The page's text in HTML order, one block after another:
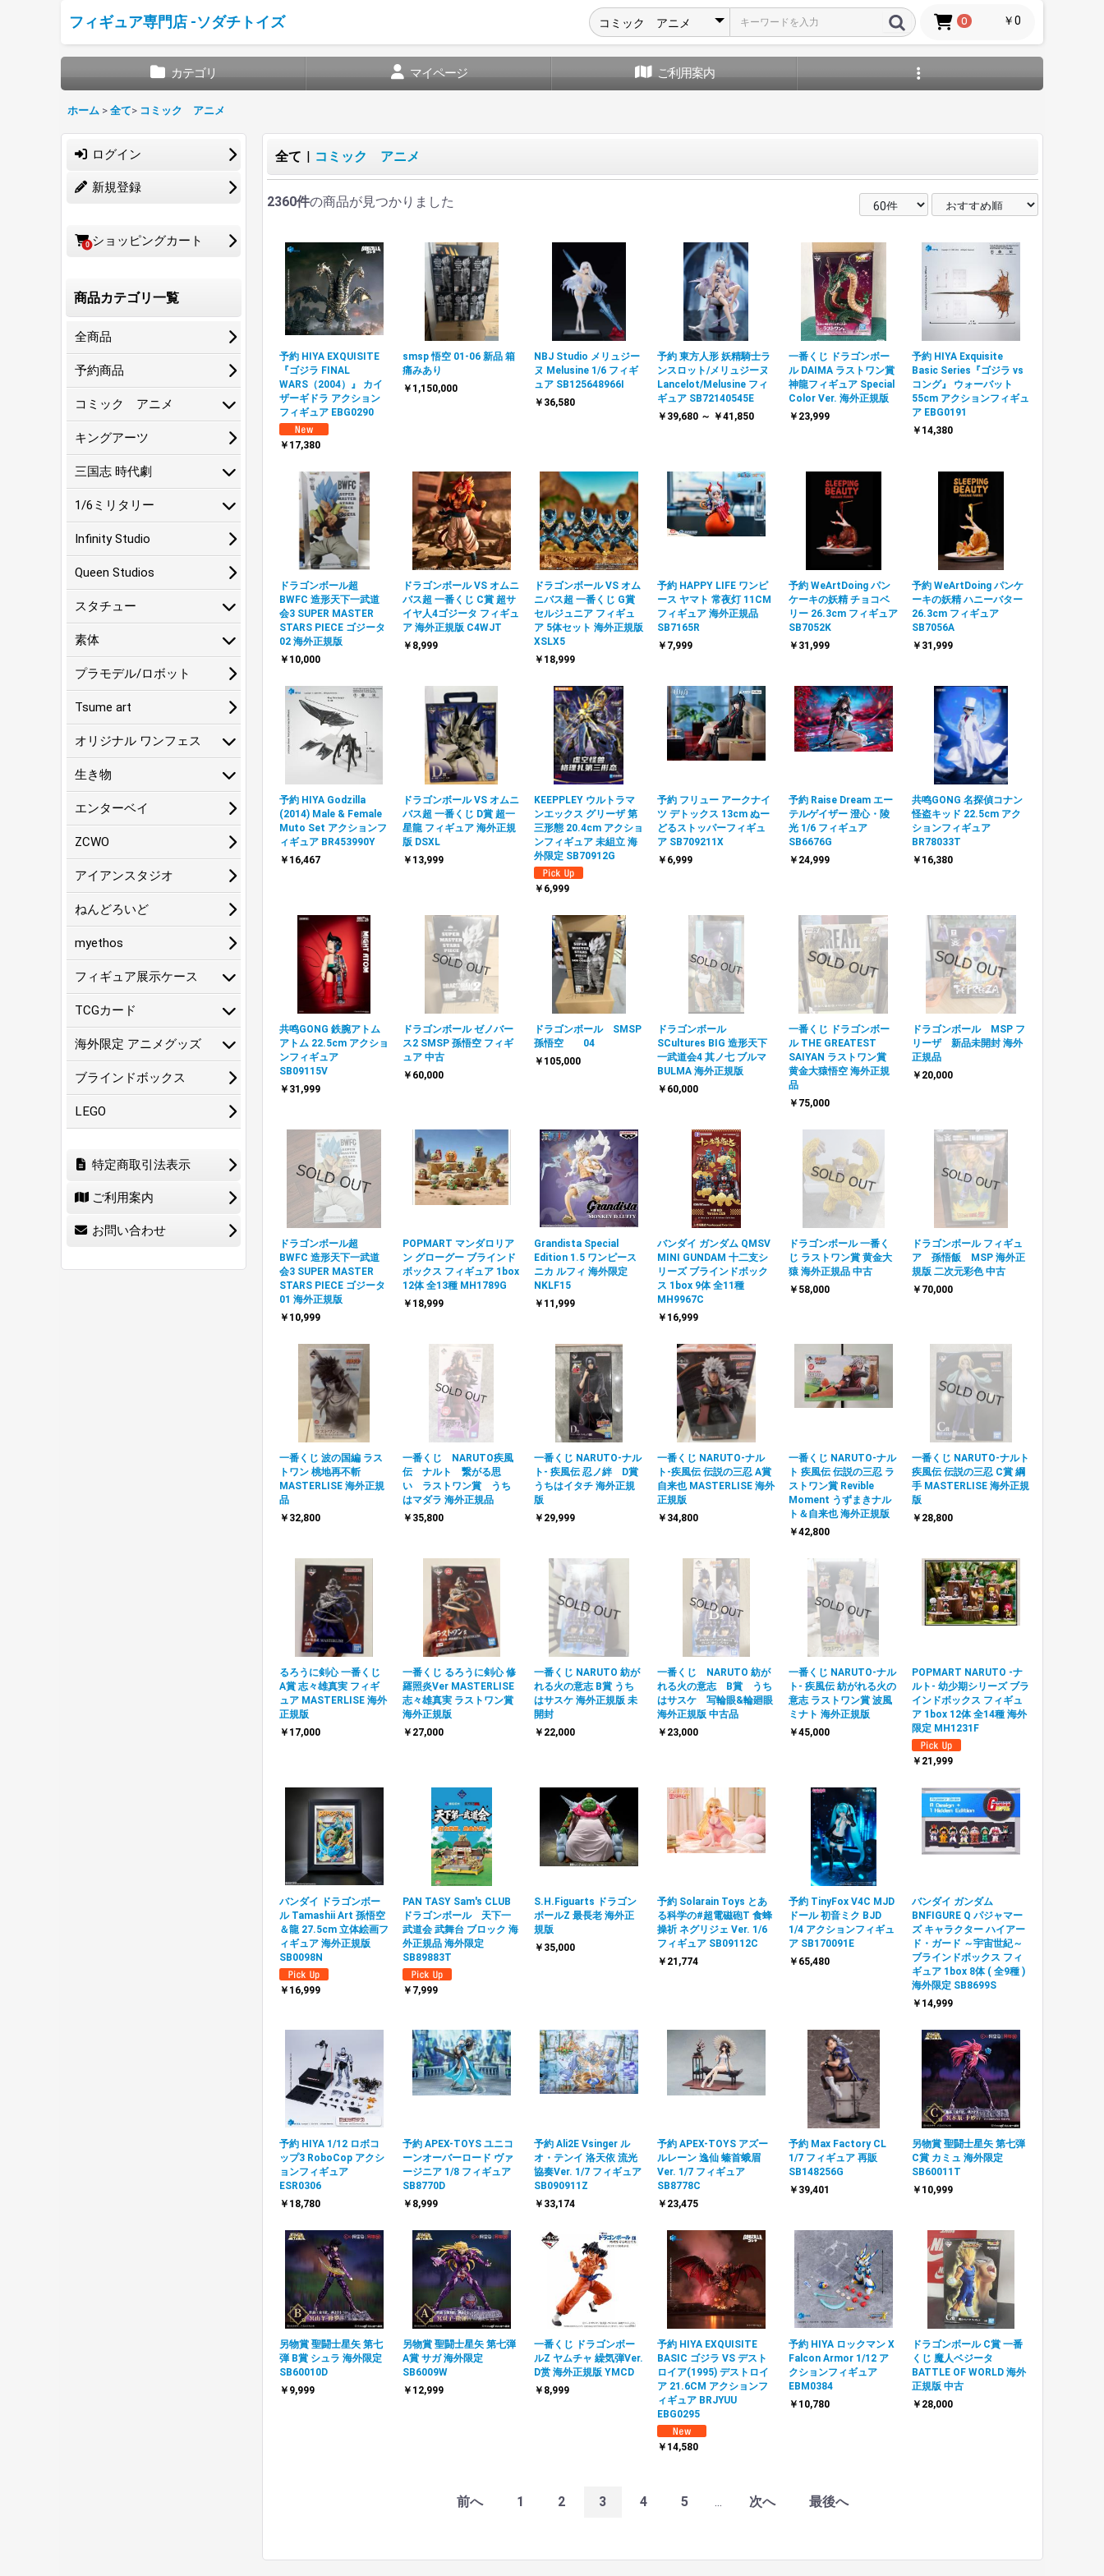
フィギュア専門店 -ソダチトイズ 0 ￥0
カテゴリ マイページ ご利用案内
ホーム > 全て> コミック アニメ
ログイン
新規登録
0 ショッピングカート
商品カテゴリ一覧
全商品
予約商品
コミック アニメ
キングアーツ
三国志 時代劇
1/6ミリタリー
Infinity Studio
Queen Studios
スタチュー
素体
プラモデル/ロボット
Tsume art
オリジナル ワンフェス
生き物
エンターベイ
ZCWO
アイアンスタジオ
ねんどろいど
myethos
フィギュア展示ケース
TCGカード
海外限定 アニメグッズ
ブラインドボックス
LEGO
特定商取引法表示
ご利用案内
お問い合わせ
全て | コミック アニメ
2360件の商品が見つかりました
予約 HIYA EXQUISITE
『ゴジラ FINAL
WARS（2004）』 カイ
ザーギドラ アクション
フィギュア EBG0290
￥17,380
smsp 悟空 01-06 新品 箱
痛みあり
￥1,150,000
NBJ Studio メリュジー
ヌ Melusine 1/6 フィギ
ュア SB125648966I
￥36,580
予約 東方人形 妖精騎士ラ
ンスロット/メリュジーヌ
Lancelot/Melusine フィ
ギュア SB72140545E
￥39,680 ～ ￥41,850
一番くじ ドラゴンボー
ル DAIMA ラストワン賞
神龍フィギュア Special
Color Ver. 海外正規版
￥23,999
予約 HIYA Exquisite
Basic Series『ゴジラ vs
コング』 ウォーバット
55cm アクションフィギュ
ア EBG0191
￥14,380
ドラゴンボール超
BWFC 造形天下一武道
会3 SUPER MASTER
STARS PIECE ゴジータ
02 海外正規版
￥10,000
ドラゴンボール VS オムニ
バス超 一番くじ C賞 超サ
イヤ人4ゴジータ フィギュ
ア 海外正規版 C4WJT
￥8,999
ドラゴンボール VS オム
ニバス超 一番くじ G賞
セルジュニア フィギュ
ア 5体セット 海外正規版
XSLX5
￥18,999
予約 HAPPY LIFE ワンピ
ース ヤマト 常夜灯 11CM
フィギュア 海外正規品
SB7165R
￥7,999
予約 WeArtDoing パン
ケーキの妖精 チョコベ
リー 26.3cm フィギュア
SB7052K
￥31,999
予約 WeArtDoing パンケ
ーキの妖精 ハニーバター
26.3cm フィギュア
SB7056A
￥31,999
予約 HIYA Godzilla
(2014) Male & Female
Muto Set アクションフ
ィギュア BR453990Y
￥16,467
ドラゴンボール VS オムニ
バス超 一番くじ D賞 超一
星龍 フィギュア 海外正規
版 DSXL
￥13,999
KEEPPLEY ウルトラマ
ンエックス グリーザ 第
三形態 20.4cm アクショ
ンフィギュア 未組立 海
外限定 SB70912G
￥6,999
予約 フリュー アークナイ
ツ デトックス 13cm ぬー
どるストッパーフィギュ
ア SB709211X
￥6,999
予約 Raise Dream エー
テルゲイザー 澄心・陵
光 1/6 フィギュア
SB6676G
￥24,999
共鸣GONG 名探偵コナン
怪盗キッド 22.5cm アク
ションフィギュア
BR78033T
￥16,380
共鸣GONG 鉄腕アトム
アトム 22.5cm アクショ
ンフィギュア
SB09115V
￥31,999
ドラゴンボール ゼノバー
ス2 SMSP 孫悟空 フィギ
ュア 中古
￥60,000
ドラゴンボール SMSP
孫悟空 04
￥105,000
ドラゴンボール
SCultures BIG 造形天下
一武道会4 其ノ七 ブルマ
BULMA 海外正規版
￥60,000
一番くじ ドラゴンボー
ル THE GREATEST
SAIYAN ラストワン賞
黄金大猿悟空 海外正規
品
￥75,000
ドラゴンボール MSP フ
リーザ 新品未開封 海外
正規品
￥20,000
ドラゴンボール超
BWFC 造形天下一武道
会3 SUPER MASTER
STARS PIECE ゴジータ
01 海外正規版
￥10,999
POPMART マンダロリア
ン グローグー ブラインド
ボックス フィギュア 1box
12体 全13種 MH1789G
￥18,999
Grandista Special
Edition 1.5 ワンピース
ニカ ルフィ 海外限定
NKLF15
￥11,999
バンダイ ガンダム QMSV
MINI GUNDAM 十二支シ
リーズ ブラインドボック
ス 1box 9体 全11種
MH9967C
￥16,999
ドラゴンボール 一番く
じ ラストワン賞 黄金大
猿 海外正規品 中古
￥58,000
ドラゴンボール フィギュ
ア 孫悟飯 MSP 海外正
規版 二次元彩色 中古
￥70,000
一番くじ 波の国編 ラス
トワン 桃地再不斬
MASTERLISE 海外正規
品
￥32,800
一番くじ NARUTO疾風
伝 ナルト 繋がる思
い ラストワン賞 うち
はマダラ 海外正規品
￥35,800
一番くじ NARUTO-ナル
ト- 疾風伝 忍ノ絆 D賞
うちはイタチ 海外正規
版
￥29,999
一番くじ NARUTO-ナル
ト-疾風伝 伝説の三忍 A賞
自来也 MASTERLISE 海外
正規版
￥34,800
一番くじ NARUTO-ナル
ト 疾風伝 伝説の三忍 ラ
ストワン賞 Revible
Moment うずまきナル
ト＆自来也 海外正規版
￥42,800
一番くじ NARUTO-ナルト
疾風伝 伝説の三忍 C賞 綱
手 MASTERLISE 海外正規
版
￥28,800
るろうに剣心 一番くじ
A賞 志々雄真実 フィギ
ュア MASTERLISE 海外
正規版
￥17,000
一番くじ るろうに剣心 修
羅照炎Ver MASTERLISE
志々雄真実 ラストワン賞
海外正規版
￥27,000
一番くじ NARUTO 紡が
れる火の意志 B賞 うち
はサスケ 海外正規版 未
開封
￥22,000
一番くじ NARUTO 紡が
れる火の意志 B賞 うち
はサスケ 写輪眼&輪廻眼
海外正規版 中古品
￥23,000
一番くじ NARUTO-ナル
ト- 疾風伝 紡がれる火の
意志 ラストワン賞 波風
ミナト 海外正規版
￥45,000
POPMART NARUTO -ナ
ルト- 幼少期シリーズ ブラ
インドボックス フィギュ
ア 1box 12体 全14種 海外
限定 MH1231F
￥21,999
バンダイ ドラゴンボー
ル Tamashii Art 孫悟空
＆龍 27.5cm 立体絵画フ
ィギュア 海外正規版
SB0098N
￥16,999
PAN TASY Sam's CLUB
ドラゴンボール 天下一
武道会 武舞台 ブロック 海
外正規品 海外限定
SB89883T
￥7,999
S.H.Figuarts ドラゴン
ボールZ 最長老 海外正
規版
￥35,000
予約 Solarain Toys とあ
る科学の#超電磁砲T 食蜂
操祈 ネグリジェ Ver. 1/6
フィギュア SB09112C
￥21,774
予約 TinyFox V4C MJD
ドール 初音ミク BJD
1/4 アクションフィギュ
ア SB170091E
￥65,480
バンダイ ガンダム
BNFIGURE Q パジャマー
ズ キャラクター ハイアー
ド・ガード ～宇宙世紀～
ブラインドボックス フィ
ギュア 1box 8体 ( 全9種 )
海外限定 SB8699S
￥14,999
予約 HIYA 1/12 ロボコ
ップ3 RoboCop アクシ
ョンフィギュア
ESR0306
￥18,780
予約 APEX-TOYS ユニコ
ーンオーバーロード ヴァ
ージニア 1/8 フィギュア
SB8770D
￥8,999
予約 Ali2E Vsinger ル
オ・テンイ 洛天依 流光
協奏Ver. 1/7 フィギュア
SB090911Z
￥33,174
予約 APEX-TOYS アズー
ルレーン 逸仙 螓首蛾眉
Ver. 1/7 フィギュア
SB8778C
￥23,475
予約 Max Factory CL
1/7 フィギュア 再販
SB148256G
￥39,401
另物賞 聖闘士星矢 第七弾
C賞 カミュ 海外限定
SB60011T
￥10,999
另物賞 聖闘士星矢 第七
弾 B賞 シュラ 海外限定
SB60010D
￥9,999
另物賞 聖闘士星矢 第七弾
A賞 サガ 海外限定
SB6009W
￥12,999
一番くじ ドラゴンボー
ルZ ヤムチャ 繰気弾Ver.
D赏 海外正規版 YMCD
￥8,999
予約 HIYA EXQUISITE
BASIC ゴジラ VS デスト
ロイア(1995) デストロイ
ア 21.6CM アクションフ
ィギュア BRJYUU
EBG0295
￥14,580
予約 HIYA ロックマン X
Falcon Armor 1/12 ア
クションフィギュア
EBM0384
￥10,780
ドラゴンボール C賞 一番
くじ 魔人ベジータ
BATTLE OF WORLD 海外
正規版 中古
￥28,000
前へ 1 2 3 4 5 ... 次へ 最後へ